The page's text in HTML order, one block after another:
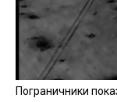
Пограничники